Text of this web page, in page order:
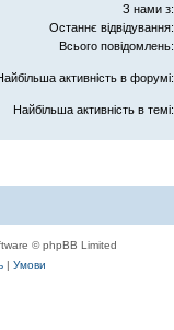
З нами з:
Останнє відвідування:
Всього повідомлень:
активність в форумі:
Найбільша активність в темі:
© phpBB Limited
| Умови